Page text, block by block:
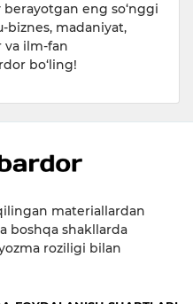
berayotgan eng so‘nggi
biznes, madaniyat,
ilm-fan
bo‘ling!
materiallardan
boshqa shakllarda
roziligi bilan